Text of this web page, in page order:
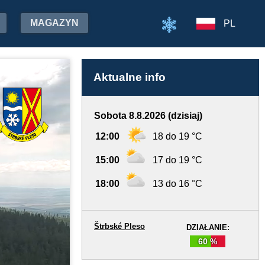
MAGAZYN PL
Aktualne info
Sobota 8.8.2026 (dzisiaj)
12:00 18 do 19 °C
15:00 17 do 19 °C
18:00 13 do 16 °C
DZIAŁANIE:
60 %
Štrbské Pleso